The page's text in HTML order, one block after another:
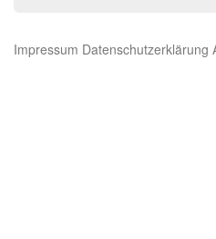
Impressum Datenschutzerklärung